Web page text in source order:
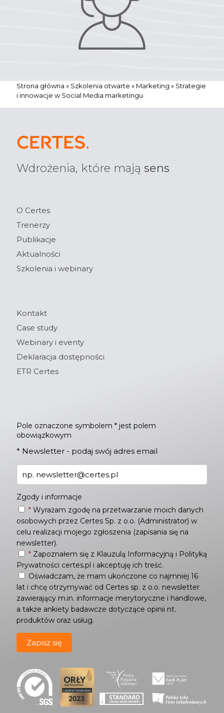
Strona główna » Szkolenia otwarte » Marketing » Strategie
i innowacje w Social Media marketingu
Wdrożenia, które mają sens
O Certes
Trenerzy
Publikacje
Aktualności
Szkolenia i webinary
Kontakt
Case study
Webinary i eventy
Deklaracja dostępności
ETR Certes
Pole oznaczone symbolem * jest polem
obowiązkowym
* Newsletter - podaj swój adres email
Zgody i informacje
* Wyrażam zgodę na przetwarzanie moich danych
osobowych przez Certes Sp. z o.o. (Administrator) w
celu realizacji mojego zgłoszenia (zapisania się na
newsletter).
* Zapoznałem się z Klauzulą Informacyjną i Polityką
Prywatności certes.pl i akceptuję ich treść.
Oświadczam, że mam ukończone co najmniej 16
lat i chcę otrzymywać od Certes sp. z o.o. newsletter
zawierający m.in. informacje merytoryczne i handlowe,
a także ankiety badawcze dotyczące opinii nt.
produktów oraz usług.